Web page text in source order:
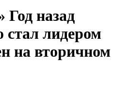
Год назад
стал лидером
на вторичном